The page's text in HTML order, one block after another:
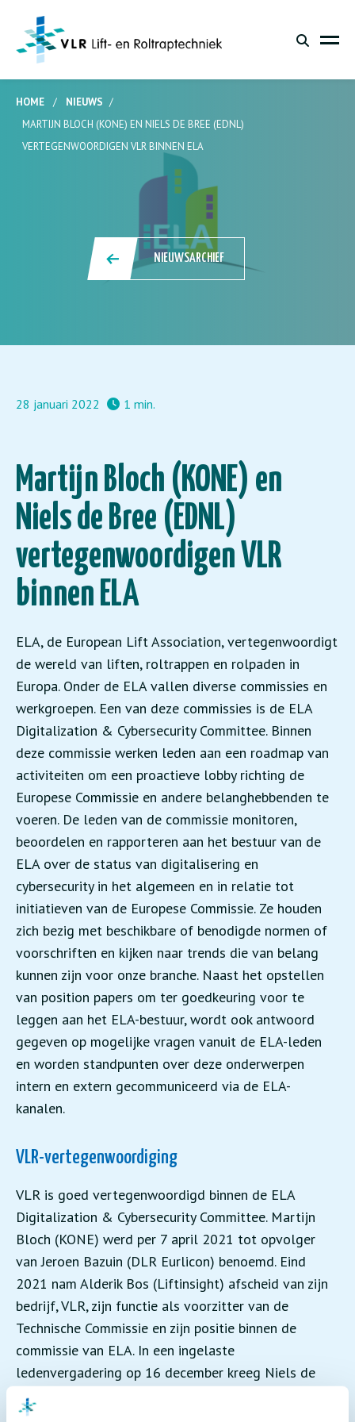
HOME / NIEUWS /
MARTIJN BLOCH (KONE) EN NIELS DE BREE (EDNL)
VERTEGENWOORDIGEN VLR BINNEN ELA
NIEUWSARCHIEF
28 januari 2022 1 min.
Martijn Bloch (KONE) en
Niels de Bree (EDNL)
vertegenwoordigen VLR
binnen ELA
ELA, de European Lift Association, vertegenwoordigt
de wereld van liften, roltrappen en rolpaden in
Europa. Onder de ELA vallen diverse commissies en
werkgroepen. Een van deze commissies is de ELA
Digitalization & Cybersecurity Committee. Binnen
deze commissie werken leden aan een roadmap van
activiteiten om een proactieve lobby richting de
Europese Commissie en andere belanghebbenden te
voeren. De leden van de commissie monitoren,
beoordelen en rapporteren aan het bestuur van de
ELA over de status van digitalisering en
cybersecurity in het algemeen en in relatie tot
initiatieven van de Europese Commissie. Ze houden
zich bezig met beschikbare of benodigde normen of
voorschriften en kijken naar trends die van belang
kunnen zijn voor onze branche. Naast het opstellen
van position papers om ter goedkeuring voor te
leggen aan het ELA-bestuur, wordt ook antwoord
gegeven op mogelijke vragen vanuit de ELA-leden
en worden standpunten over deze onderwerpen
intern en extern gecommuniceerd via de ELA-
kanalen.
VLR-vertegenwoordiging
VLR is goed vertegenwoordigd binnen de ELA
Digitalization & Cybersecurity Committee. Martijn
Bloch (KONE) werd per 7 april 2021 tot opvolger
van Jeroen Bazuin (DLR Eurlicon) benoemd. Eind
2021 nam Alderik Bos (Liftinsight) afscheid van zijn
bedrijf, VLR, zijn functie als voorzitter van de
Technische Commissie en zijn positie binnen de
commissie van ELA. In een ingelaste
ledenvergadering op 16 december kreeg Niels de
Bree (EDNL) de meeste stemmen van de VLR-leden
om daarmee Bos op te volgen. VLR is dus weer met